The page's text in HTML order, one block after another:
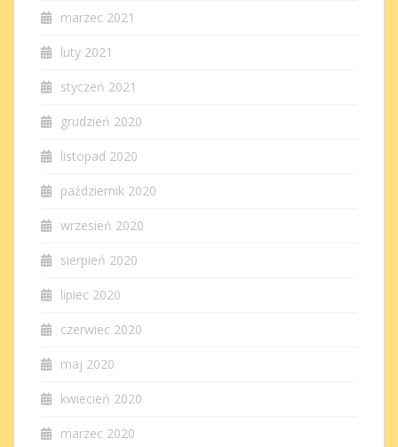
marzec 2021
luty 2021
styczeń 2021
grudzień 2020
listopad 2020
październik 2020
wrzesień 2020
sierpień 2020
lipiec 2020
czerwiec 2020
maj 2020
kwiecień 2020
marzec 2020